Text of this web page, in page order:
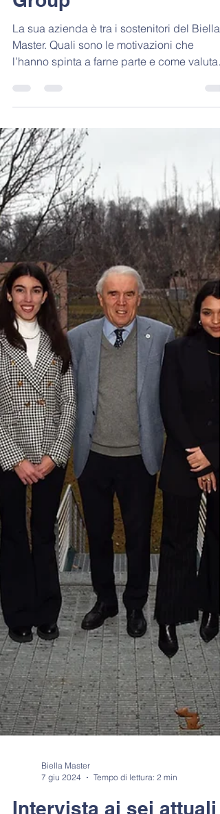
17 giu 2024
INTERVISTA a Laura
Ros CEO di Schneider
Group
Master. Quali sono le motivazioni che
l’hanno spinta a farne parte e come valuta
l’iter...